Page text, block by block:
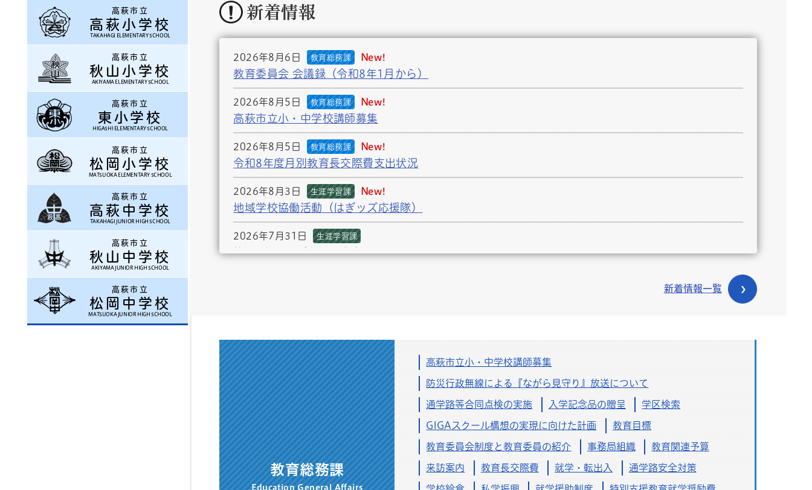
高萩市立
高萩小学校
TAKAHAGI ELEMENTARY SCHOOL
高萩市立
秋山小学校
AKIYAMA ELEMENTARY SCHOOL
高萩市立
東小学校
HIGASHI ELEMENTARY SCHOOL
高萩市立
松岡小学校
MATSUOKA ELEMENTARY SCHOOL
高萩市立
高萩中学校
TAKAHAGI JUNIOR HIGH SCHOOL
高萩市立
秋山中学校
AKIYAMA JUNIOR HIGH SCHOOL
高萩市立
松岡中学校
MATSUOKA JUNIOR HIGH SCHOOL
2026年5月7日 教育総務課
高萩市立学校の教育職員に関する業務量管理・健康確保措置実施計画について
2026年3月31日 生涯学習課
令和7年度 スポーツ振興くじ助成事業実施
2026年3月18日 生涯学習課
長久保赤水資料の修理状況
2025年12月10日 教育総務課
学用品費就学援助の入学前支給
新着情報
2026年8月6日 教育総務課 New!
教育委員会 会議録（令和8年1月から）
2026年8月5日 教育総務課 New!
高萩市立小・中学校講師募集
2026年8月5日 教育総務課 New!
令和8年度月別教育長交際費支出状況
2026年8月3日 生涯学習課 New!
地域学校協働活動（はぎッズ応援隊）
2026年7月31日 生涯学習課
第1回たかはぎさくら宇宙公園リレーマラソン
教育に関する事務の管理及び執行の状況の点検及び評価に関する報告書の公表について
戸沢政盛
2026年7月22日 生涯学習課
高浜スポーツ広場人工芝グラウンドの予約について
2026年7月17日 生涯学習課
⚾第54回市長杯争奪軟式野球大会開催⚾
2026年7月17日 教育総務課
今日の給食
新着情報一覧
教育総務課
Education General Affairs
高萩市立小・中学校講師募集
防災行政無線による『ながら見守り』放送について
通学路等合同点検の実施 入学記念品の贈呈 学区検索
GIGAスクール構想の実現に向けた計画 教育目標
教育委員会制度と教育委員の紹介 事務局組織 教育関連予算
来訪案内 教育長交際費 就学・転出入 通学路安全対策